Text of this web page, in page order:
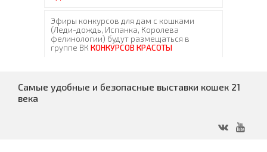
Самые удобные и безопасные выставки кошек 21
века